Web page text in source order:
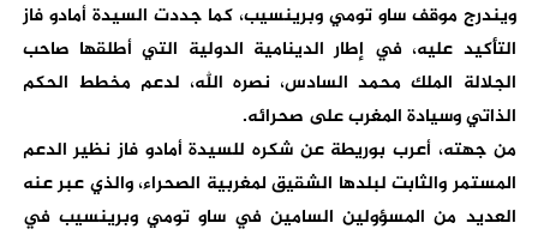
ويندرج موقف ساو تومي وبرينسيب، كما جددت السيدة أمادو فاز
التأكيد عليه، في إطار الدينامية الدولية التي أطلقها صاحب
الجلالة الملك محمد السادس، نصره الله، لدعم مخطط الحكم
الذاتي وسيادة المغرب على صحرائه.
من جهته، أعرب بوريطة عن شكره للسيدة أمادو فاز نظير الدعم
المستمر والثابت لبلدها الشقيق لمغربية الصحراء، والذي عبر عنه
العديد من المسؤولين السامين في ساو تومي وبرينسيب في